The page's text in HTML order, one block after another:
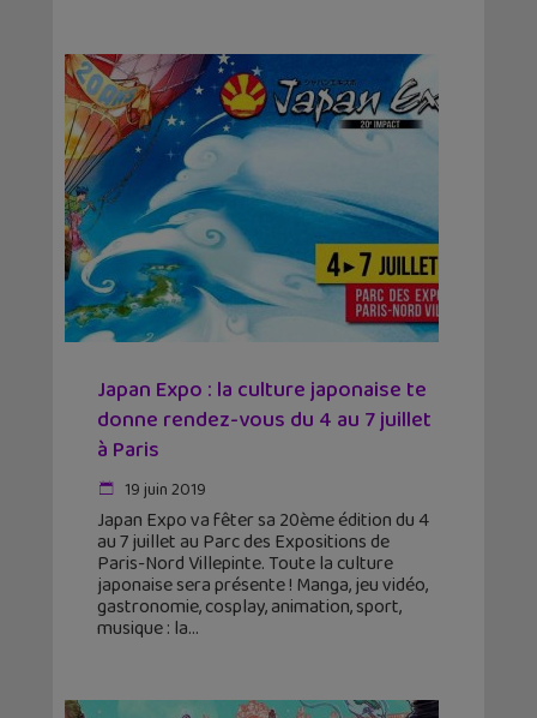
Japan Expo : la culture japonaise te
donne rendez-vous du 4 au 7 juillet
à Paris
19 juin 2019
Japan Expo va fêter sa 20ème édition du 4
au 7 juillet au Parc des Expositions de
Paris-Nord Villepinte. Toute la culture
japonaise sera présente ! Manga, jeu vidéo,
gastronomie, cosplay, animation, sport,
musique : la